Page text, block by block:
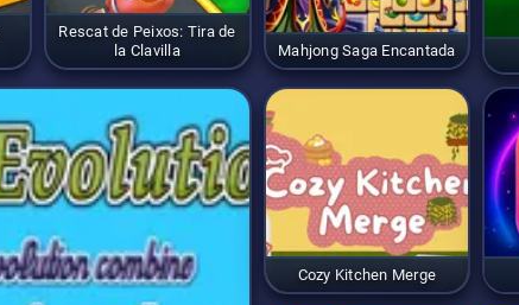
Rescat de Peixos: Tira de
la Clavilla
Mahjong Saga Encantada
Cozy Kitchen Merge